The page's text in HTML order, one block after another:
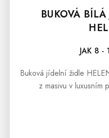
BUKOVÁ
JAK 8 -
Buková jídelní židle
z masivu v luxusním
Čalouněná